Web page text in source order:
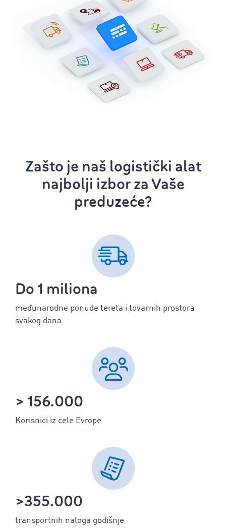
Zašto je naš logistički alat
najbolji izbor za Vaše
preduzeće?
Do 1 miliona
međunarodne ponude tereta i tovarnih prostora
svakog dana
> 156.000
Korisnici iz cele Evrope
>355.000
transportnih naloga godišnje